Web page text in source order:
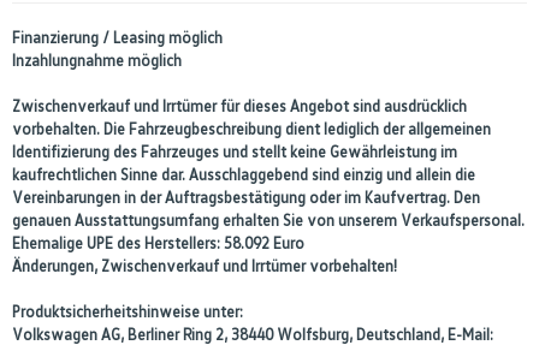
Finanzierung / Leasing möglich
Inzahlungnahme möglich
Zwischenverkauf und Irrtümer für dieses Angebot sind ausdrücklich
vorbehalten. Die Fahrzeugbeschreibung dient lediglich der allgemeinen
Identifizierung des Fahrzeuges und stellt keine Gewährleistung im
kaufrechtlichen Sinne dar. Ausschlaggebend sind einzig und allein die
Vereinbarungen in der Auftragsbestätigung oder im Kaufvertrag. Den
genauen Ausstattungsumfang erhalten Sie von unserem Verkaufspersonal.
Ehemalige UPE des Herstellers: 58.092 Euro
Änderungen, Zwischenverkauf und Irrtümer vorbehalten!
Produktsicherheitshinweise unter:
Volkswagen AG, Berliner Ring 2, 38440 Wolfsburg, Deutschland, E-Mail: